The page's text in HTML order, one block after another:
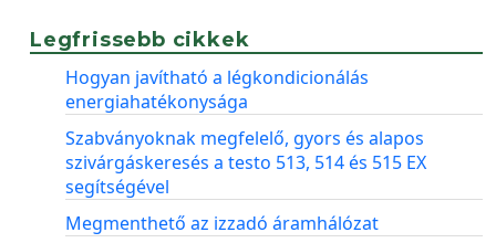
Legfrissebb cikkek
Hogyan javítható a légkondicionálás
energiahatékonysága
Szabványoknak megfelelő, gyors és alapos
szivárgáskeresés a testo 513, 514 és 515 EX
segítségével
Megmenthető az izzadó áramhálózat